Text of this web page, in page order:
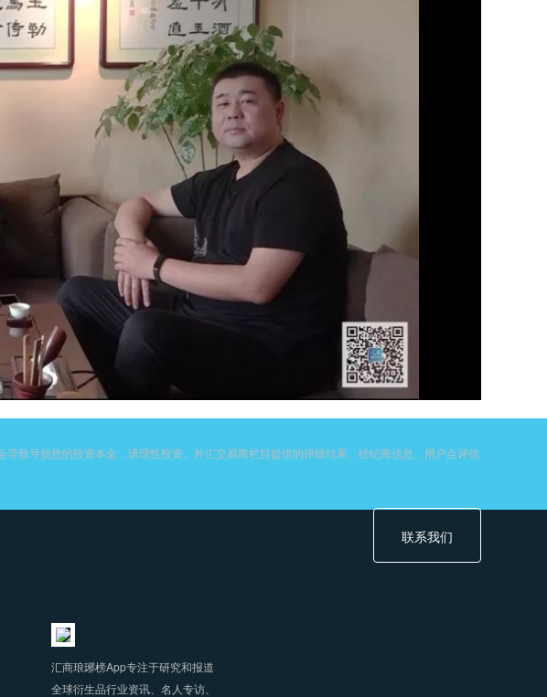
致亏损您的投资本金，请理性投资。外汇交易商栏目提供的评级结果、经纪商信息、用户点评信
联系我们
汇商琅琊榜App专注于研究和报道
全球衍生品行业资讯、名人专访、